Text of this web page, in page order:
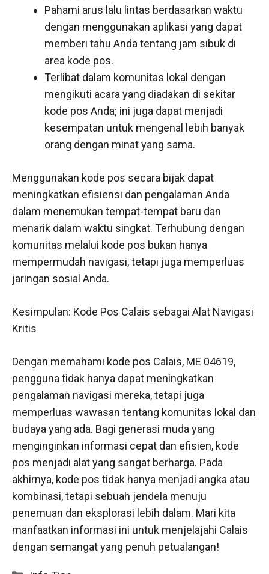
Pahami arus lalu lintas berdasarkan waktu
dengan menggunakan aplikasi yang dapat
memberi tahu Anda tentang jam sibuk di
area kode pos.
Terlibat dalam komunitas lokal dengan
mengikuti acara yang diadakan di sekitar
kode pos Anda; ini juga dapat menjadi
kesempatan untuk mengenal lebih banyak
orang dengan minat yang sama.
Menggunakan kode pos secara bijak dapat
meningkatkan efisiensi dan pengalaman Anda
dalam menemukan tempat-tempat baru dan
menarik dalam waktu singkat. Terhubung dengan
komunitas melalui kode pos bukan hanya
mempermudah navigasi, tetapi juga memperluas
jaringan sosial Anda.
Kesimpulan: Kode Pos Calais sebagai Alat Navigasi
Kritis
Dengan memahami kode pos Calais, ME 04619,
pengguna tidak hanya dapat meningkatkan
pengalaman navigasi mereka, tetapi juga
memperluas wawasan tentang komunitas lokal dan
budaya yang ada. Bagi generasi muda yang
menginginkan informasi cepat dan efisien, kode
pos menjadi alat yang sangat berharga. Pada
akhirnya, kode pos tidak hanya menjadi angka atau
kombinasi, tetapi sebuah jendela menuju
penemuan dan eksplorasi lebih dalam. Mari kita
manfaatkan informasi ini untuk menjelajahi Calais
dengan semangat yang penuh petualangan!